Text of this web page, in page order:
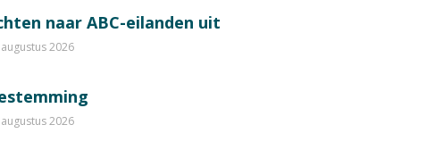
naar ABC-eilanden uit
2026
2026